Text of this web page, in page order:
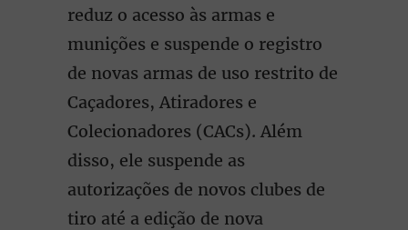
reduz o acesso às armas e
munições e suspende o registro
de novas armas de uso restrito de
Caçadores, Atiradores e
Colecionadores (CACs). Além
disso, ele suspende as
autorizações de novos clubes de
tiro até a edição de nova